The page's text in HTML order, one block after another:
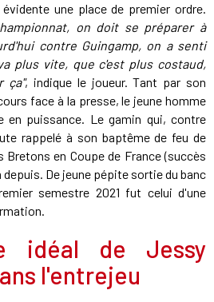
une place de premier ordre.
on doit se préparer à
contre Guingamp, on a senti
plus vite, que c'est plus costaud,
ça", indique le joueur. Tant par son
face à la presse, le jeune homme
en puissance. Le gamin qui, contre
rappelé à son baptême de feu de
en Coupe de France (succès
depuis. De jeune pépite sortie du banc
semestre 2021 fut celui d'une
idéal de Jessy
l'entrejeu